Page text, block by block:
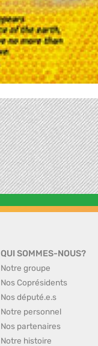
QUI SOMMES-NOUS?
Notre groupe
Nos Coprésidents
Nos député.e.s
Notre personnel
Nos partenaires
Notre histoire